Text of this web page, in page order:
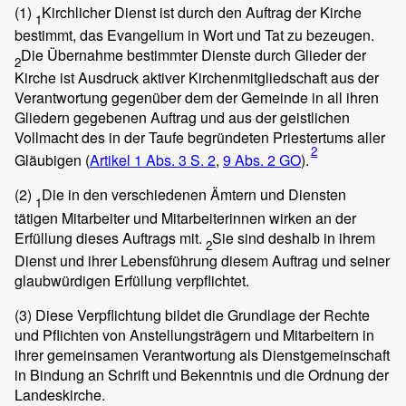
(1) 1Kirchlicher Dienst ist durch den Auftrag der Kirche
bestimmt, das Evangelium in Wort und Tat zu bezeugen.
2Die Übernahme bestimmter Dienste durch Glieder der
Kirche ist Ausdruck aktiver Kirchenmitgliedschaft aus der
Verantwortung gegenüber dem der Gemeinde in all ihren
Gliedern gegebenen Auftrag und aus der geistlichen
Vollmacht des in der Taufe begründeten Priestertums aller
Gläubigen (Artikel 1 Abs. 3 S. 2, 9 Abs. 2 GO).2
(2) 1Die in den verschiedenen Ämtern und Diensten
tätigen Mitarbeiter und Mitarbeiterinnen wirken an der
Erfüllung dieses Auftrags mit. 2Sie sind deshalb in ihrem
Dienst und ihrer Lebensführung diesem Auftrag und seiner
glaubwürdigen Erfüllung verpflichtet.
(3) Diese Verpflichtung bildet die Grundlage der Rechte
und Pflichten von Anstellungsträgern und Mitarbeitern in
ihrer gemeinsamen Verantwortung als Dienstgemeinschaft
in Bindung an Schrift und Bekenntnis und die Ordnung der
Landeskirche.